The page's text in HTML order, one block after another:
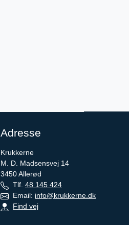
Adresse
Krukkerne
M. D. Madsensvej 14
3450Allerød
Tlf. 48 145 424
Email: info@krukkerne.dk
Find vej